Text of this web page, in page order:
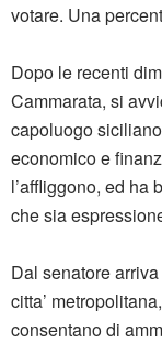
votare. Una
Dopo le recenti
Cammarata, si
capoluogo
economico e
l’affliggono, ed ha
che sia
Dal senatore
citta’
consentano di